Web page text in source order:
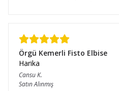
Örgü Kemerli Fisto Elbise
Harika
CansuK.
Satın Alınmış